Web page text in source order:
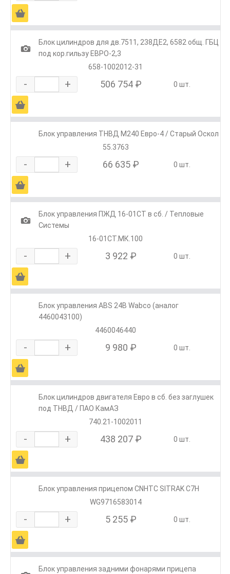
Ä
1
Блок цилиндров для дв.7511, 238ДЕ2, 6582 общ. ГБЦ
под кор.гильзу ЕВРО-2,3
658-1002012-31
- + 506 754 ₽ 0 шт.
Ä
Блок управления ТНВД М240 Евро-4 / Старый Оскол
55.3763
- + 66 635 ₽ 0 шт.
Ä
1
Блок управления ПЖД 16-01СТ в сб. / Тепловые
Системы
16-01СТ.МК.100
- + 3 922 ₽ 0 шт.
Ä
Блок управления ABS 24В Wabco (аналог
4460043100)
4460046440
- + 9 980 ₽ 0 шт.
Ä
Блок цилиндров двигателя Евро в сб. без заглушек
под ТНВД / ПАО КамАЗ
740.21-1002011
- + 438 207 ₽ 0 шт.
Ä
Блок управления прицепом CNHTC SITRAK C7H
WG9716583014
- + 5 255 ₽ 0 шт.
Ä
Блок управления задними фонарями прицепа